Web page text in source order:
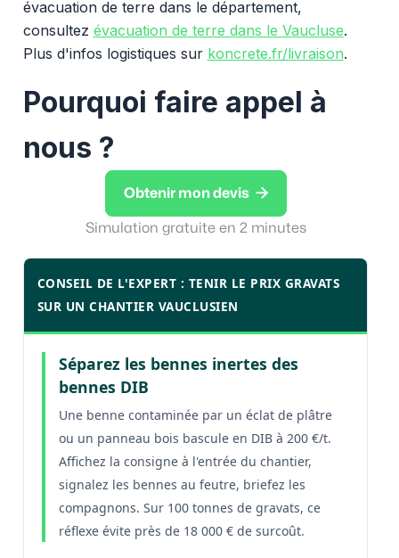
évacuation de terre dans le département,
consultez évacuation de terre dans le Vaucluse.
Plus d'infos logistiques sur koncrete.fr/livraison.
Pourquoi faire appel à
nous ?
Obtenir mon devis 
Simulation gratuite en 2 minutes
CONSEIL DE L'EXPERT : TENIR LE PRIX GRAVATS
SUR UN CHANTIER VAUCLUSIEN
Séparez les bennes inertes des
bennes DIB
Une benne contaminée par un éclat de plâtre
ou un panneau bois bascule en DIB à 200 €/t.
Affichez la consigne à l'entrée du chantier,
signalez les bennes au feutre, briefez les
compagnons. Sur 100 tonnes de gravats, ce
réflexe évite près de 18 000 € de surcoût.